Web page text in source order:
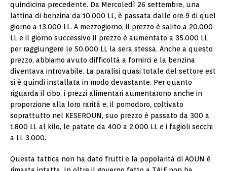
quindicina precedente. Da Mercoledì 26 settembre, una
lattina di benzina da 10.000 LL, è passata dalle ore 9 di quel
giorno a 13.000 LL. A mezzogiorno, il prezzo è salito a 20.000
LL e il giorno successivo il prezzo è aumentato a 35.000 LL
per raggiungere le 50.000 LL la sera stessa. Anche a questo
prezzo, abbiamo avuto difficoltà a fornirci e la benzina
diventava introvabile. La paralisi quasi totale del settore est
si è quindi installata in modo devastante. Per quanto
riguarda il cibo, i prezzi alimentari aumentarono anche in
proporzione alla loro rarità e, il pomodoro, coltivato
soprattutto nel KESEROUN, suo prezzo è passato da 300 a
1.800 LL al kilo, le patate da 400 a 2.000 LL e i fagioli secchi
a LL 3.000.
Questa tattica non ha dato frutti e la popolarità di AOUN è